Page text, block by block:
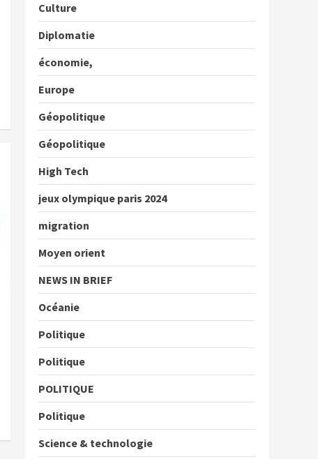
Culture
Diplomatie
économie,
Europe
Géopolitique
Géopolitique
High Tech
jeux olympique paris 2024
migration
Moyen orient
NEWS IN BRIEF
Océanie
Politique
Politique
POLITIQUE
Politique
Science & technologie